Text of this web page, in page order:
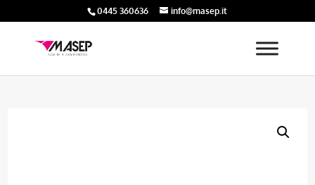
0445 360636 info@masep.it